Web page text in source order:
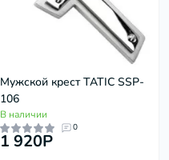
Мужской крест TATIC SSP-
106
В наличии
0
1 920P